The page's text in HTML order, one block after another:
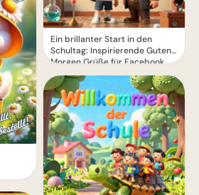
Ein brillanter Start in den
Schultag: Inspirierende Guten
Morgen Grüße für Facebook